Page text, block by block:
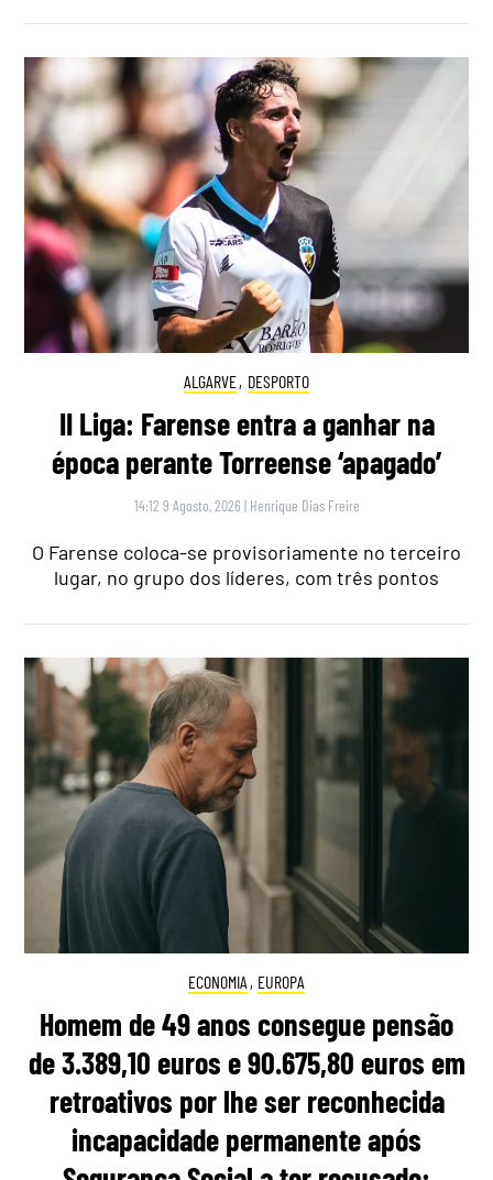
ALGARVE, DESPORTO
II Liga: Farense entra a ganhar na
época perante Torreense ‘apagado’
14:12 9 Agosto, 2026 | Henrique Dias Freire
O Farense coloca-se provisoriamente no terceiro
lugar, no grupo dos líderes, com três pontos
ECONOMIA , EUROPA
Homem de 49 anos consegue pensão
de 3.389,10 euros e 90.675,80 euros em
retroativos por lhe ser reconhecida
incapacidade permanente após